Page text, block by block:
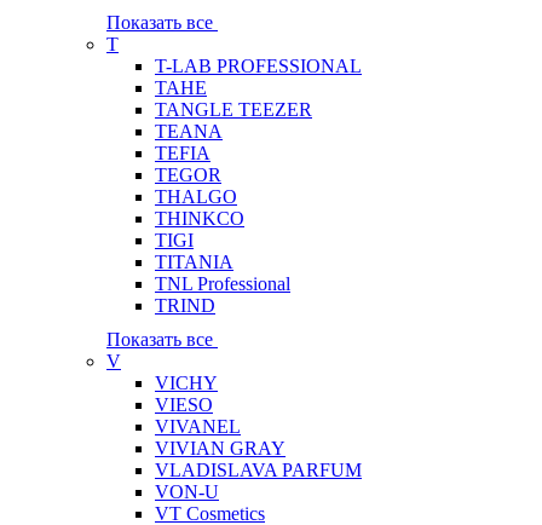
Показать все
T
T-LAB PROFESSIONAL
TAHE
TANGLE TEEZER
TEANA
TEFIA
TEGOR
THALGO
THINKCO
TIGI
TITANIA
TNL Professional
TRIND
Показать все
V
VICHY
VIESO
VIVANEL
VIVIAN GRAY
VLADISLAVA PARFUM
VON-U
VT Cosmetics